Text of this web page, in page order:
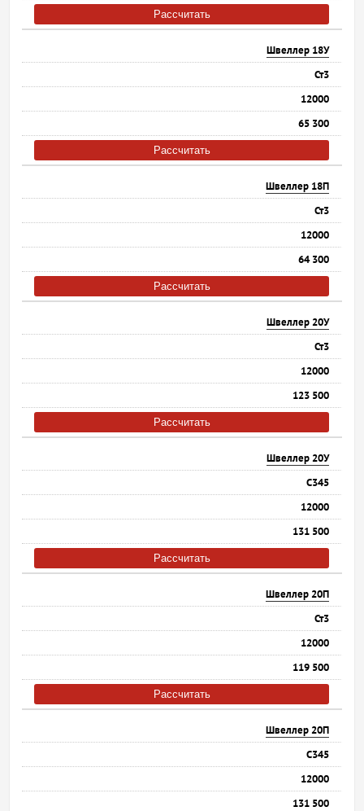
Рассчитать
Швеллер 18У
Ст3
12000
65 300
Рассчитать
Швеллер 18П
Ст3
12000
64 300
Рассчитать
Швеллер 20У
Ст3
12000
123 500
Рассчитать
Швеллер 20У
С345
12000
131 500
Рассчитать
Швеллер 20П
Ст3
12000
119 500
Рассчитать
Швеллер 20П
С345
12000
131 500